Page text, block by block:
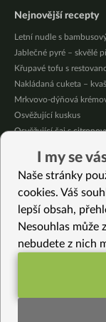
Nejnovější recepty
Letní nudle s
Jablečné pyré – skvělé
Křupavé tofu s
Nakládaná cuketa –
Mrkvovo-dýňová
Osvěžující kuskus
Osvěžující čaj s
Čokoládové muffiny s
Meruňky a jablka v
Vybrané recepty
Zeleninové rizoto:
Kari krémová polévka
Veganský „rybí“ salát
I my se
Naše stránky
cookies. Váš
lepší obsah,
Nesouhlas může
nebudete z nich
Funkční